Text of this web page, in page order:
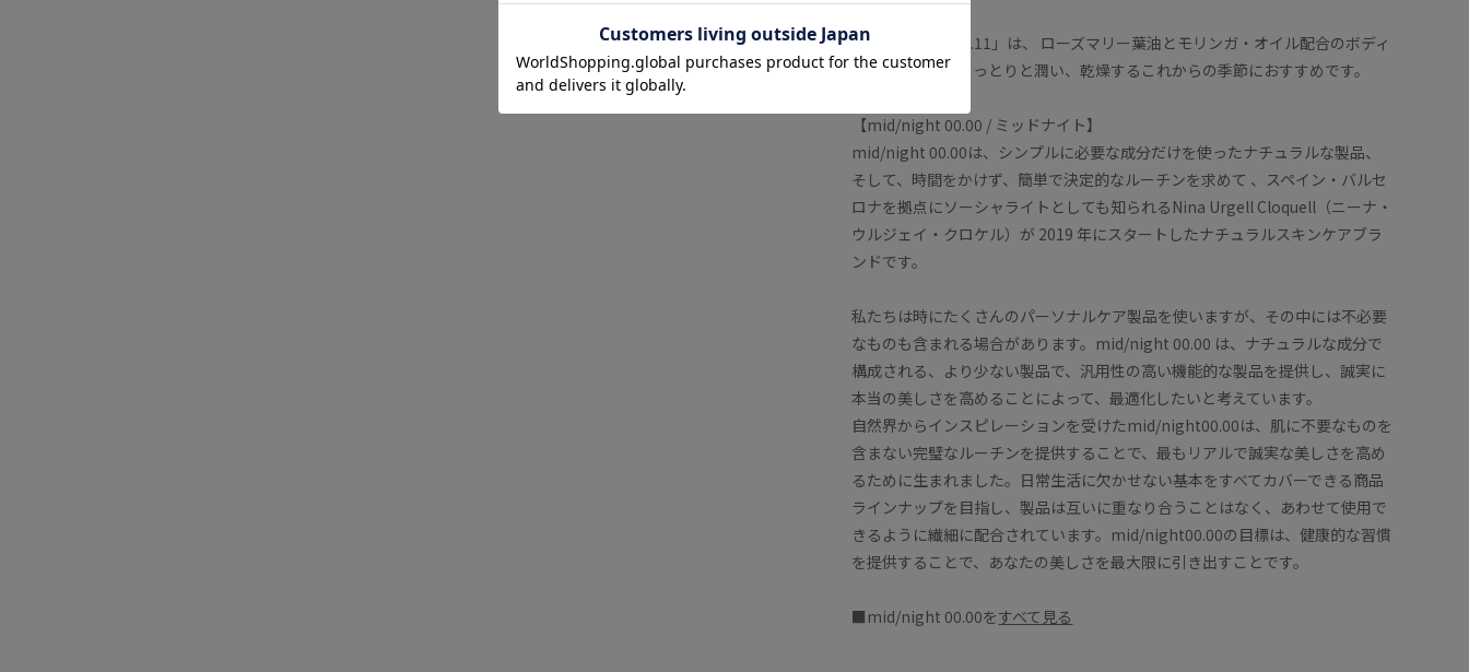
「Shower Gel 00.11」は、 ローズマリー葉油とモリンガ・オイル配合のボディ
ソープでお肌がしっとりと潤い、乾燥するこれからの季節におすすめです。
【mid/night 00.00 / ミッドナイト】
mid/night 00.00は、シンプルに必要な成分だけを使ったナチュラルな製品、
そして、時間をかけず、簡単で決定的なルーチンを求めて 、スペイン・バルセ
ロナを拠点にソーシャライトとしても知られるNina Urgell Cloquell（ニーナ・
ウルジェイ・クロケル）が 2019 年にスタートしたナチュラルスキンケアブラ
ンドです。
私たちは時にたくさんのパーソナルケア製品を使いますが、その中には不必要
なものも含まれる場合があります。mid/night 00.00 は、ナチュラルな成分で
構成される、より少ない製品で、汎用性の高い機能的な製品を提供し、誠実に
本当の美しさを高めることによって、最適化したいと考えています。
自然界からインスピレーションを受けたmid/night00.00は、肌に不要なものを
含まない完璧なルーチンを提供することで、最もリアルで誠実な美しさを高め
るために生まれました。日常生活に欠かせない基本をすべてカバーできる商品
ラインナップを目指し、製品は互いに重なり合うことはなく、あわせて使用で
きるように繊細に配合されています。mid/night00.00の目標は、健康的な習慣
を提供することで、あなたの美しさを最大限に引き出すことです。
■mid/night 00.00をすべて見る